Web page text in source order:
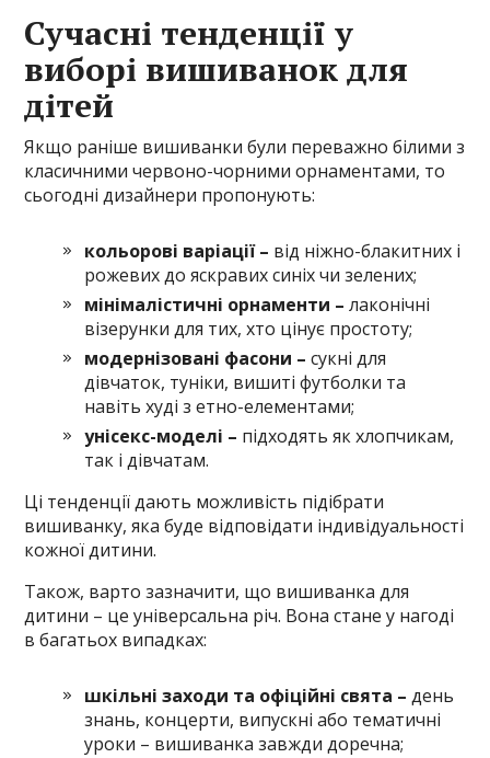
Сучасні тенденції у
виборі вишиванок для
дітей
Якщо раніше вишиванки були переважно білими з
класичними червоно-чорними орнаментами, то
сьогодні дизайнери пропонують:
кольорові варіації – від ніжно-блакитних і
рожевих до яскравих синіх чи зелених;
мінімалістичні орнаменти – лаконічні
візерунки для тих, хто цінує простоту;
модернізовані фасони – сукні для
дівчаток, туніки, вишиті футболки та
навіть худі з етно-елементами;
унісекс-моделі – підходять як хлопчикам,
так і дівчатам.
Ці тенденції дають можливість підібрати
вишиванку, яка буде відповідати індивідуальності
кожної дитини.
Також, варто зазначити, що вишиванка для
дитини – це універсальна річ. Вона стане у нагоді
в багатьох випадках:
шкільні заходи та офіційні свята – день
знань, концерти, випускні або тематичні
уроки – вишиванка завжди доречна;